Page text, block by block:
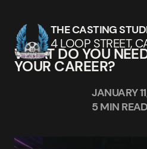
THE CASTING
4 LOOP STREET,
WHAT DO YOU
YOUR CAREER?
JANUARY
5 MIN READ